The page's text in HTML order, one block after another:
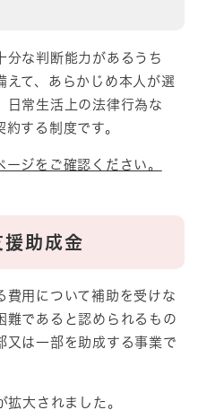
な判断能力があるうち
えて、あらかじめ本人が選
日常生活上の法律行為な
する制度です。
ジをご確認ください。
援助成金
用について補助を受けな
難であると認められるもの
又は一部を助成する事業で
大されました。